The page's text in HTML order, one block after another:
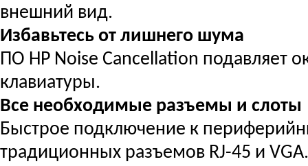
внешний вид.
Избавьтесь от лишнего шума
ПО HP Noise Cancellation подавляет
клавиатуры.
Все необходимые разъемы и слоты
Быстрое подключение к
традиционных разъемов RJ-45 и